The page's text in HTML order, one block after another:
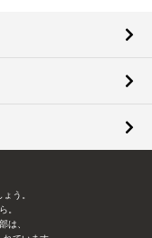
う。
。
は、